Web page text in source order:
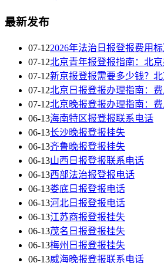
最新发布
07-122026年法治日报登报费用
07-12北京青年报登报指南：北
07-12新京报登报需要多少钱？
07-12北京日报登报办理指南：
07-12北京晚报登报办理指南：
06-13海南特区报登报联系电话
06-13长沙晚报登报挂失
06-13齐鲁晚报登报挂失
06-13山西日报登报联系电话
06-13西部法治报登报电话
06-13娄底日报登报电话
06-13河北日报登报电话
06-13江苏商报登报挂失
06-13茂名日报登报挂失
06-13梅州日报登报挂失
06-13威海晚报登报联系电话